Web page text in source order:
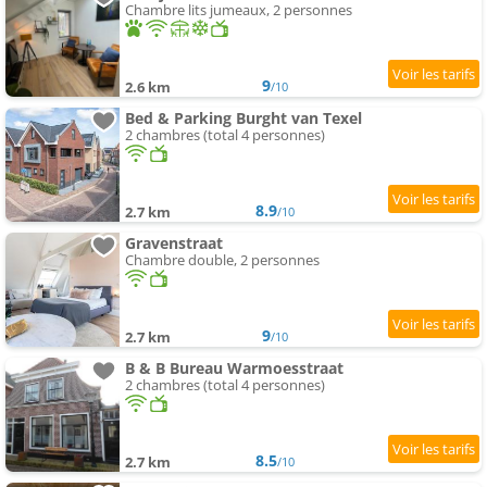
Chambre lits jumeaux, 2 personnes
2.6 km 9/10
Bed & Parking Burght van Texel
2 chambres (total 4 personnes)
2.7 km 8.9/10
Gravenstraat
Chambre double, 2 personnes
2.7 km 9/10
B & B Bureau Warmoesstraat
2 chambres (total 4 personnes)
2.7 km 8.5/10